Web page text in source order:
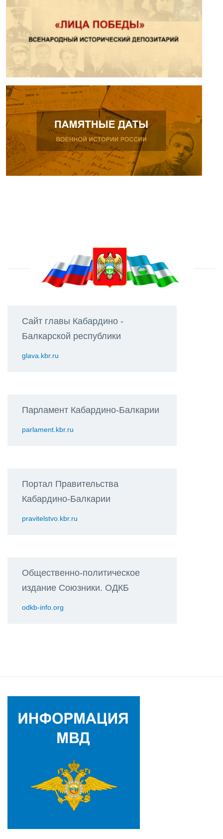
Сайт главы Кабардино -
Балкарской республики
glava.kbr.ru
Парламент Кабардино-Балкарии
parlament.kbr.ru
Портал Правительства
Кабардино-Балкарии
pravitelstvo.kbr.ru
Общественно-политическое
издание Союзники. ОДКБ
odkb-info.org